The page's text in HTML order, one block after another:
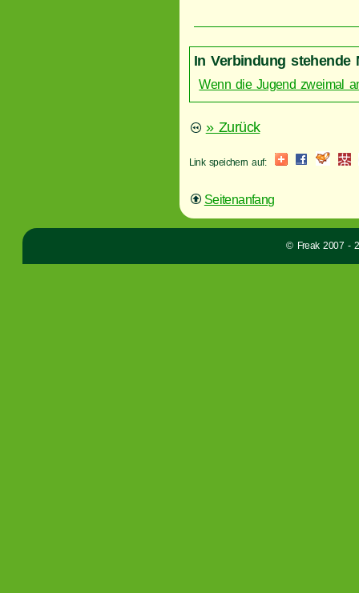
In Verbindung stehende
Wenn die Jugend zweimal
» Zurück
Link speichern auf:
Seitenanfang
© Freak 2007 -